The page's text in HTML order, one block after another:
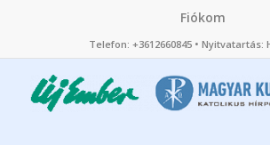
Fiókom
Telefon: +3612660845 • Nyitvatartás: